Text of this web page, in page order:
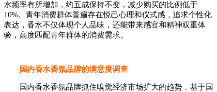
水频率有所增加，约五成保持不变，减少购买的比例低于
10%。青年消费群体普遍存在悦己心理和仪式感，追求个性化
表达，香水不仅体现个人品味，还能带来感官和精神双重体
验，高度匹配青年群体的消费需求。
国内香水香氛品牌的满意度调查
国内香水香氛品牌抓住嗅觉经济市场扩大的趋势，基于国